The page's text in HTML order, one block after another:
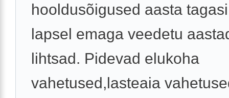
hooldusõigused aasta
lapsel emaga veedetu
lihtsad. Pidevad elukoha
vahetused,lasteaia